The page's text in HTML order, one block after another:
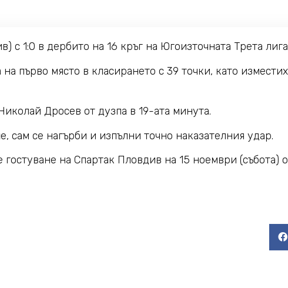
1:0 в дербито на 16 кръг на Югоизточната Трета
първо място в класирането с 39 точки, като
Дросев от дузпа в 19-ата минута.
сам се нагърби и изпълни точно наказателния удар.
на Спартак Пловдив на 15 ноември (събота)